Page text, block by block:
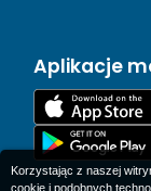
Aplikacje
Korzystając z naszej
cookie i podobnych